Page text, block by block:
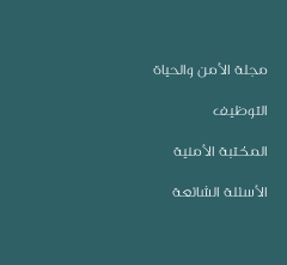
مجلة الأمن والحياة
التوظيف
المكتبة الأمنية
الأسئلة الشائعة